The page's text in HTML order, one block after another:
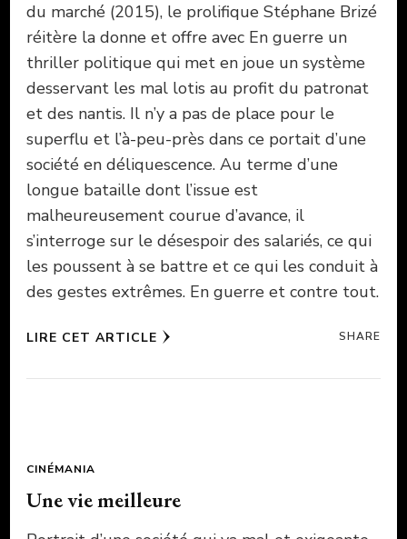
du marché (2015), le prolifique Stéphane Brizé
réitère la donne et offre avec En guerre un
thriller politique qui met en joue un système
desservant les mal lotis au profit du patronat
et des nantis. Il n’y a pas de place pour le
superflu et l’à-peu-près dans ce portait d’une
société en déliquescence. Au terme d’une
longue bataille dont l’issue est
malheureusement courue d’avance, il
s’interroge sur le désespoir des salariés, ce qui
les poussent à se battre et ce qui les conduit à
des gestes extrêmes. En guerre et contre tout.
LIRE CET ARTICLE SHARE
CINÉMANIA
Une vie meilleure